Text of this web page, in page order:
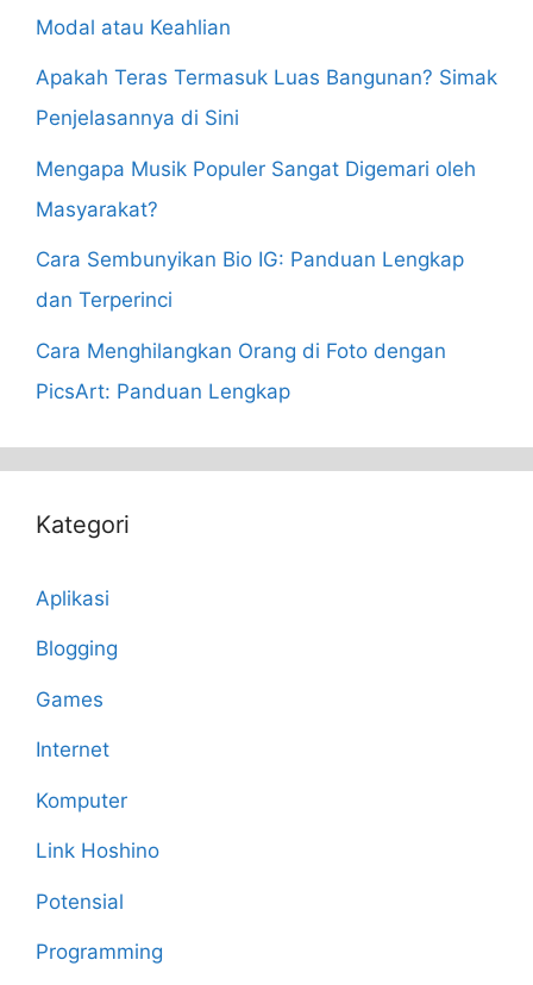
Modal atau Keahlian
Apakah Teras Termasuk Luas Bangunan? Simak
Penjelasannya di Sini
Mengapa Musik Populer Sangat Digemari oleh
Masyarakat?
Cara Sembunyikan Bio IG: Panduan Lengkap
dan Terperinci
Cara Menghilangkan Orang di Foto dengan
PicsArt: Panduan Lengkap
Kategori
Aplikasi
Blogging
Games
Internet
Komputer
Link Hoshino
Potensial
Programming